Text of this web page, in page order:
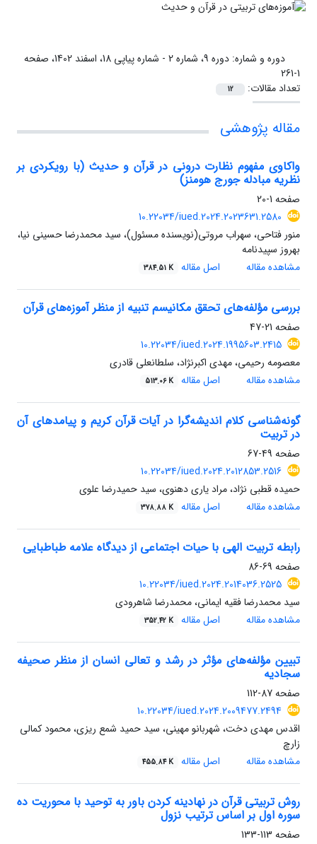
دوره و شماره:
دوره 9، شماره 2 - شماره پیاپی 18، اسفند 1402، صفحه
1-261
تعداد مقالات:
12
مقاله پژوهشی
واکاوی مفهوم نظارت درونی در قرآن و حدیث (با رویکردی بر
نظریه مبادله جورج هومنز)
صفحه 1-20
10.22034/iued.2024.2023631.2580
منور فتاحی، سهراب مروتی(نویسنده مسئول)، سید محمدرضا حسینی نیا،
بهروز سپیدنامه
مشاهده مقاله
اصل مقاله 384.51 K
بررسی مؤلفه‌های تحقق مکانیسم تنبیه از منظر آموزه‌های قرآن
صفحه 21-47
10.22034/iued.2024.1995603.2415
معصومه رحیمی، مهدی اکبرنژاد، سلطانعلی قادری
مشاهده مقاله
اصل مقاله 513.06 K
گونه‌شناسی کلام اندیشه‌گرا در آیات قرآن کریم و پیامدهای آن
در تربیت
صفحه 49-67
10.22034/iued.2024.2012853.2516
حمیده قطبی نژاد، مراد یاری دهنوی، سید حمیدرضا علوی
مشاهده مقاله
اصل مقاله 378.88 K
رابطه تربیت الهی با حیات اجتماعی از دیدگاه علامه طباطبایی
صفحه 69-86
10.22034/iued.2024.2014036.2525
سید محمدرضا فقیه ایمانی، محمدرضا شاهرودی
مشاهده مقاله
اصل مقاله 352.42 K
تبیین مؤلفه‌های مؤثر در رشد و تعالی انسان از منظر صحیفه
سجادیه
صفحه87-112
10.22034/iued.2024.2009477.2494
اقدس مهدی دخت، شهربانو مهینی، سید حمید شمع ریزی، محمود کمالی
زارچ
مشاهده مقاله
اصل مقاله 455.84 K
روش تربیتی قرآن در نهادینه کردن باور به توحید با محوریت ده
سوره اول بر اساس ترتیب نزول
صفحه 113-133